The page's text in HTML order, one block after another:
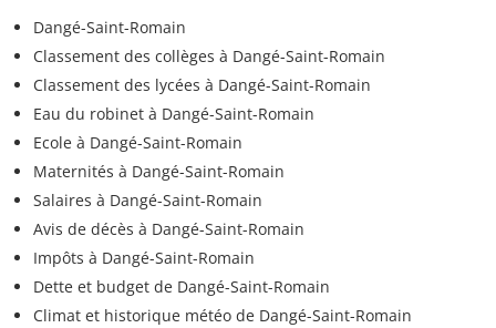
Dangé-Saint-Romain
Classement des collèges à Dangé-Saint-Romain
Classement des lycées à Dangé-Saint-Romain
Eau du robinet à Dangé-Saint-Romain
Ecole à Dangé-Saint-Romain
Maternités à Dangé-Saint-Romain
Salaires à Dangé-Saint-Romain
Avis de décès à Dangé-Saint-Romain
Impôts à Dangé-Saint-Romain
Dette et budget de Dangé-Saint-Romain
Climat et historique météo de Dangé-Saint-Romain